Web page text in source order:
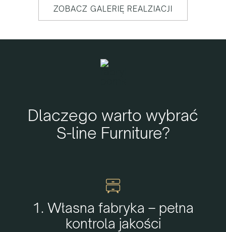
ZOBACZ GALERIĘ REALZIACJI
Dlaczego warto wybrać
S-line Furniture?
1. Własna fabryka – pełna
kontrola jakości